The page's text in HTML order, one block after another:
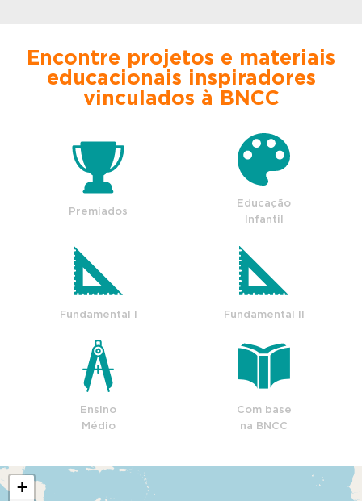
Encontre projetos e materiais
educacionais inspiradores
vinculados à BNCC
Premiados
Educação
Infantil
Fundamental I Fundamental II
Ensino
Médio
Com base
na BNCC
+